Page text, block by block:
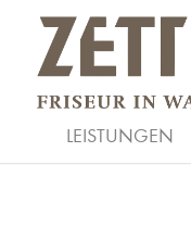
SALON
LEISTUNGEN
HAARE
ARBEITGEBER